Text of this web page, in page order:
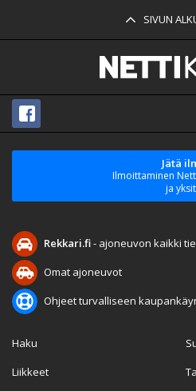
SIVUN
Jätä
Ilmoittaminen
ja
Rekkari.fi- ajoneuvon kaikki
Omat ajoneuvot
Ohjeet turvalliseen
Haku
Liikkeet